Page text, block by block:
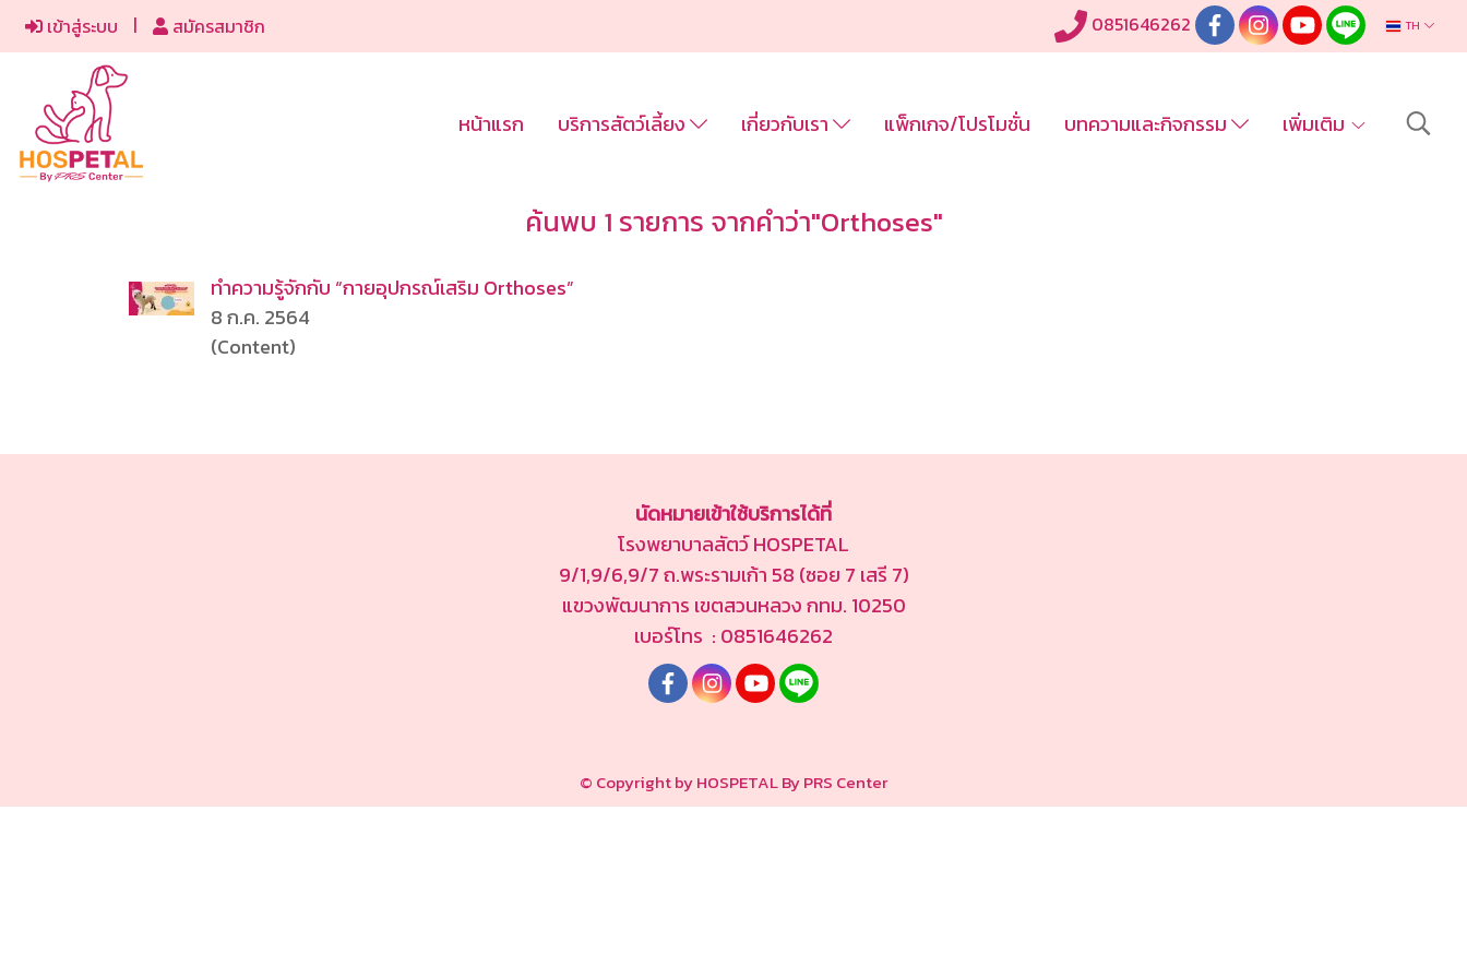
เข้าสู่ระบบ สมัครสมาชิก 0851646262 TH
หน้าแรก บริการสัตว์เลี้ยง เกี่ยวกับเรา แพ็กเกจ/โปรโมชั่น บทความและกิจกรรม เพิ่มเติม
ค้นพบ 1 รายการ จากคำว่า"Orthoses"
ทำความรู้จักกับ “กายอุปกรณ์เสริม Orthoses”
8 ก.ค. 2564
(Content)
นัดหมายเข้าใช้บริการได้ที่
โรงพยาบาลสัตว์ HOSPETAL
9/1,9/6,9/7 ถ.พระรามเก้า 58 (ซอย 7 เสรี 7)
แขวงพัฒนาการ เขตสวนหลวง กทม. 10250
เบอร์โทร : 0851646262
© Copyright by HOSPETAL By PRS Center